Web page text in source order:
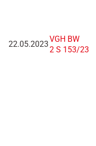
22.05.2023
VGH BW
2 S 153/23